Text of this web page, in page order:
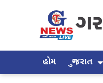
હોમ ગુજરાત